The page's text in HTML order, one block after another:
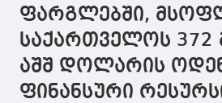
ფარგლებში,
საქართველოს 372
აშშ დოლარის
ფინანსური